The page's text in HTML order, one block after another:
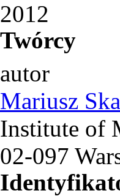
2012
Twórcy
autor
Mariusz
Institute of
02-097